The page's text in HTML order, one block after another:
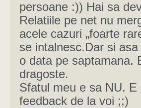
persoane :)) Hai sa
Relatiile pe net nu
acele cazuri „foarte
se intalnesc.Dar si
o data pe saptamana.
dragoste.
Sfatul meu e sa NU.
feedback de la voi ;;)